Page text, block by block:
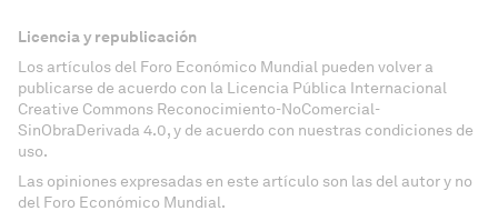
Licencia y republicación
Los artículos del Foro Económico Mundial pueden volver a
publicarse de acuerdo con la Licencia Pública Internacional
Creative Commons Reconocimiento-NoComercial-
SinObraDerivada 4.0, y de acuerdo con nuestras condiciones de
uso.
Las opiniones expresadas en este artículo son las del autor y no
del Foro Económico Mundial.